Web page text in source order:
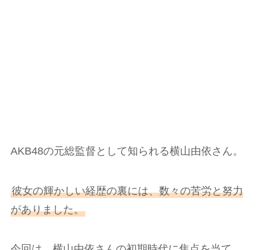
AKB48の元総監督として知られる横山由依さん。
彼女の輝かしい経歴の裏には、数々の苦労と努力
がありました。